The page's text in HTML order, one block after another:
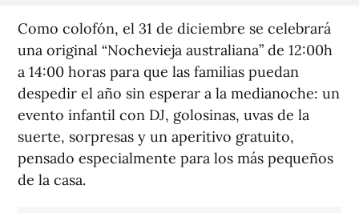
Como colofón, el 31 de diciembre se celebrará
una original “Nochevieja australiana” de 12:00h
a 14:00 horas para que las familias puedan
despedir el año sin esperar a la medianoche: un
evento infantil con DJ, golosinas, uvas de la
suerte, sorpresas y un aperitivo gratuito,
pensado especialmente para los más pequeños
de la casa.